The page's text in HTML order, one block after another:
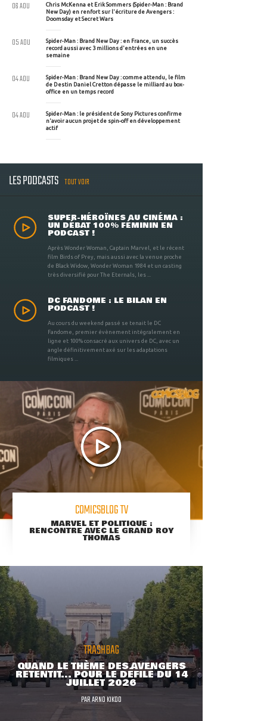
Chris McKenna et Erik Sommers (Spider-Man : Brand
New Day) en renfort sur l'écriture de Avengers :
Doomsday et Secret Wars
06 AOU
Spider-Man : Brand New Day : en France, un succès
record aussi avec 3 millions d'entrées en une
semaine
05 AOU
Spider-Man : Brand New Day : comme attendu, le film
de Destin Daniel Cretton dépasse le milliard au box-
office en un temps record
04 AOU
Spider-Man : le président de Sony Pictures confirme
n'avoir aucun projet de spin-off en développement
actif
04 AOU
LES PODCASTS TOUT VOIR
SUPER-HÉROÏNES AU CINÉMA :
UN DÉBAT 100% FÉMININ EN
PODCAST !
Après Wonder Woman, Captain Marvel, et le récent
film Birds of Prey, mais aussi avec la venue proche
de Black Widow, Wonder Woman 1984 et un casting
très diversifié pour The Eternals, les ...
DC FANDOME : LE BILAN EN
PODCAST !
Au cours du weekend passé se tenait le DC
Fandome, premier évènement intégralement en
ligne et 100% consacré aux univers de DC, avec un
angle définitivement axé sur les adaptations
filmiques ...
COMICSBLOG TV
MARVEL ET POLITIQUE :
RENCONTRE AVEC LE GRAND ROY
THOMAS
TRASHBAG
QUAND LE THÈME DES AVENGERS
RETENTIT... POUR LE DÉFILÉ DU 14
JUILLET 2026
PARARNO KIKOO